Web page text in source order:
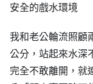
安全的戲水環境
我和老公輪流照顧
公分，站起來水深
完全不敢離開，就